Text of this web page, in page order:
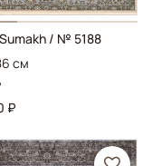
/ № 5188
см
₽